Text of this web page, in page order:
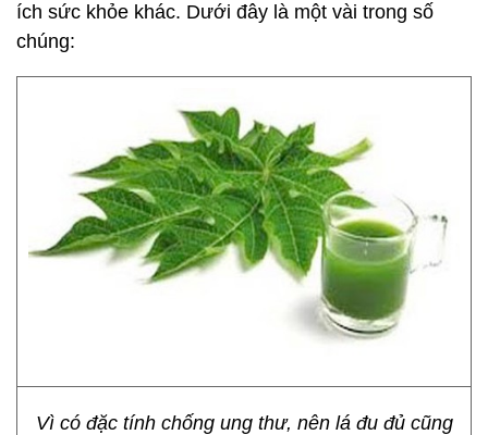
ích sức khỏe khác. Dưới đây là một vài trong số
chúng:
Vì có đặc tính chống ung thư, nên lá đu đủ cũng